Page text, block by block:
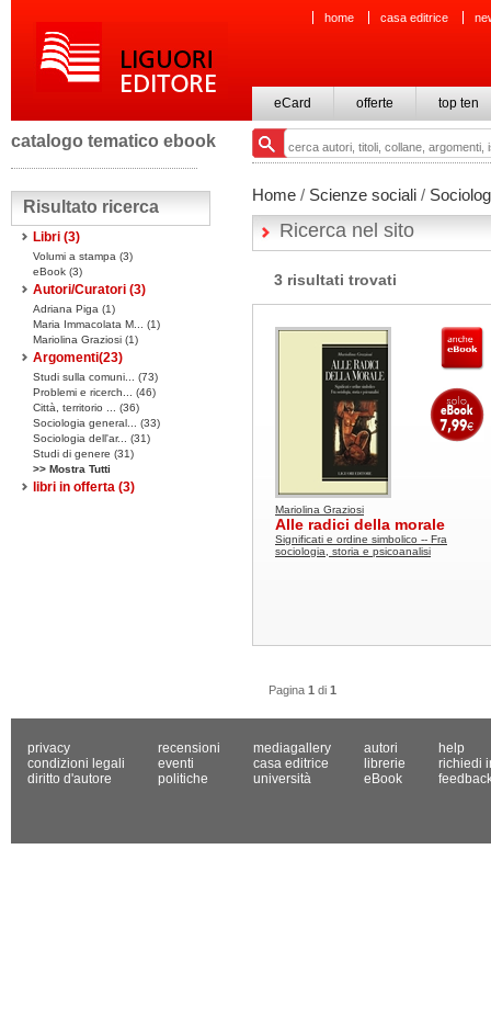
home casa editrice
eCard offerte top ten
catalogo tematico ebook
Risultato ricerca
Libri (3)
Volumi a stampa (3)
eBook (3)
Autori/Curatori (3)
Adriana Piga (1)
Maria Immacolata M... (1)
Mariolina Graziosi (1)
Argomenti(23)
Studi sulla comuni... (73)
Problemi e ricerch... (46)
Città, territorio ... (36)
Sociologia general... (33)
Sociologia dell'ar... (31)
Studi di genere (31)
>> Mostra Tutti
libri in offerta (3)
Home / Scienze sociali /
Ricerca nel sito
3 risultati trovati
Mariolina Graziosi
Alle radici della morale
Significati e ordine simbolico -- Fra
sociologia, storia e psicoanalisi
Pagina 1 di 1
privacy
condizioni legali
diritto d'autore
recensioni
eventi
politiche
mediagallery
casa editrice
università
autori
librerie
eBook
help
richiedi